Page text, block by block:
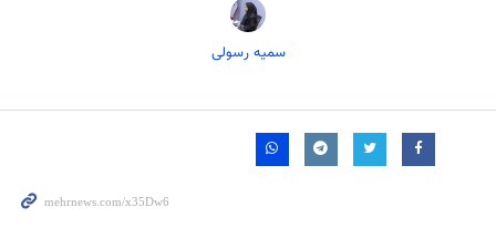
سمیه رسولی